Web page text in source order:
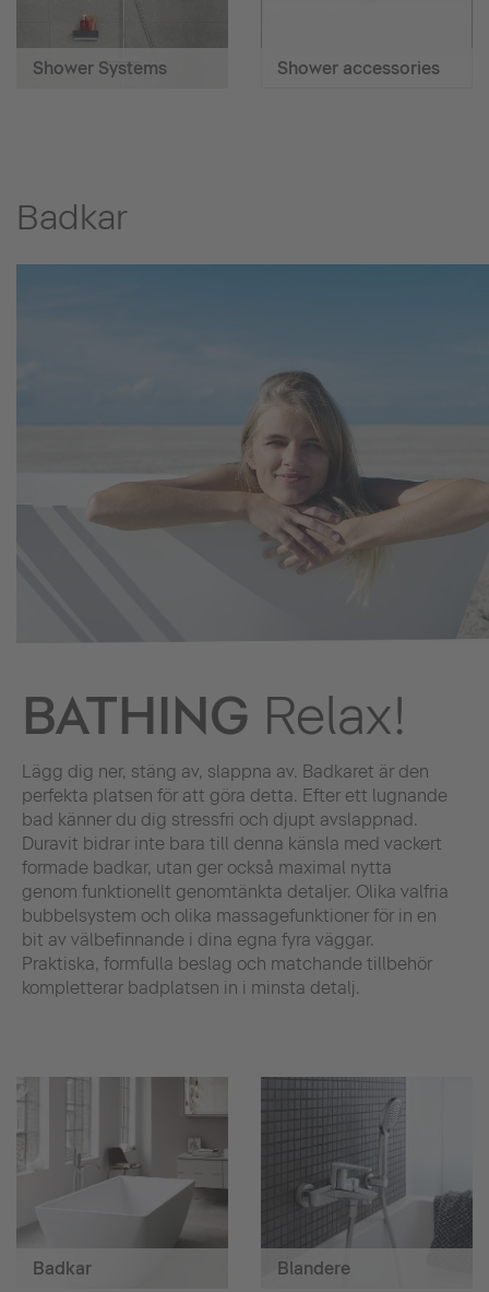
Shower Systems Shower accessories
Badkar
BATHING Relax!
Lägg dig ner, stäng av, slappna av. Badkaret är den
perfekta platsen för att göra detta. Efter ett lugnande
bad känner du dig stressfri och djupt avslappnad.
Duravit bidrar inte bara till denna känsla med vackert
formade badkar, utan ger också maximal nytta
genom funktionellt genomtänkta detaljer. Olika valfria
bubbelsystem och olika massagefunktioner för in en
bit av välbefinnande i dina egna fyra väggar.
Praktiska, formfulla beslag och matchande tillbehör
kompletterar badplatsen in i minsta detalj.
Badkar Blandere